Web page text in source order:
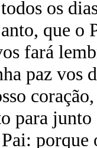
os
que o
fará
paz vos
para junto